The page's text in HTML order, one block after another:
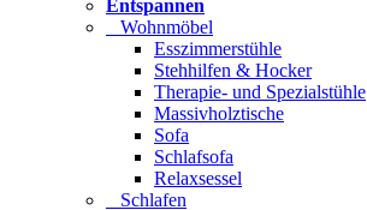
Entspannen
Wohnmöbel
Esszimmerstühle
Stehhilfen & Hocker
Therapie- und Spezialstühle
Massivholztische
Sofa
Schlafsofa
Relaxsessel
Schlafen